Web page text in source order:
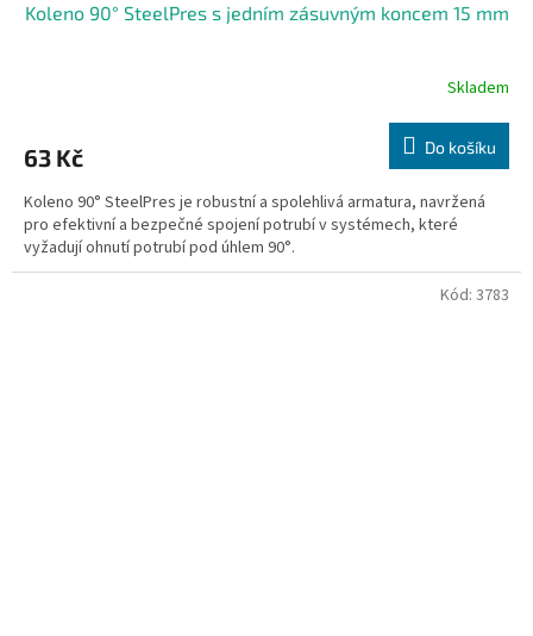
Koleno 90° SteelPres s jedním zásuvným koncem 15 mm
Skladem
63 Kč Do košíku
Koleno 90° SteelPres je robustní a spolehlivá armatura, navržená
pro efektivní a bezpečné spojení potrubí v systémech, které
vyžadují ohnutí potrubí pod úhlem 90°.
Kód: 3783